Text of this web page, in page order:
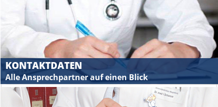
KONTAKTDATEN
Alle Ansprechpartner auf einen Blick